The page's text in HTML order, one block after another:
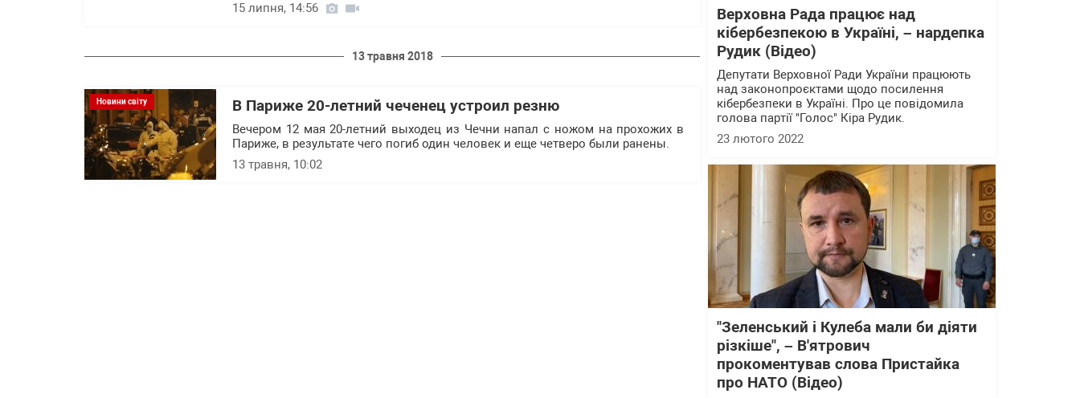
15 липня, 14:56
13 травня 2018
Новини світу В Париже 20-летний чеченец устроил резню
Вечером 12 мая 20-летний выходец из Чечни напал с ножом на прохожих в
Париже, в результате чего погиб один человек и еще четверо были ранены.
13 травня, 10:02
Верховна Рада працює над
кібербезпекою в Україні, – нардепка
Рудик (Відео)
Депутати Верховної Ради України працюють
над законопроєктами щодо посилення
кібербезпеки в Україні. Про це повідомила
голова партії "Голос" Кіра Рудик.
23 лютого 2022
"Зеленський і Кулеба мали би діяти
різкіше", – В'ятрович
прокоментував слова Пристайка
про НАТО (Відео)